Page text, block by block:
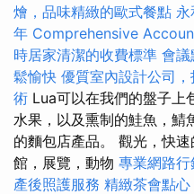
燴，品味精緻的歐式餐點
年 Comprehensive
時居家清潔的收費標準 會議
鬆愉快 優質室內設計公司
術 Lua可以在我們的盤子上
水果，以及熏制的鮭魚，鯖
的麵包店產品。 觀光，快
館，展覽，動物 專業網路行
產後照護服務 精緻茶會點